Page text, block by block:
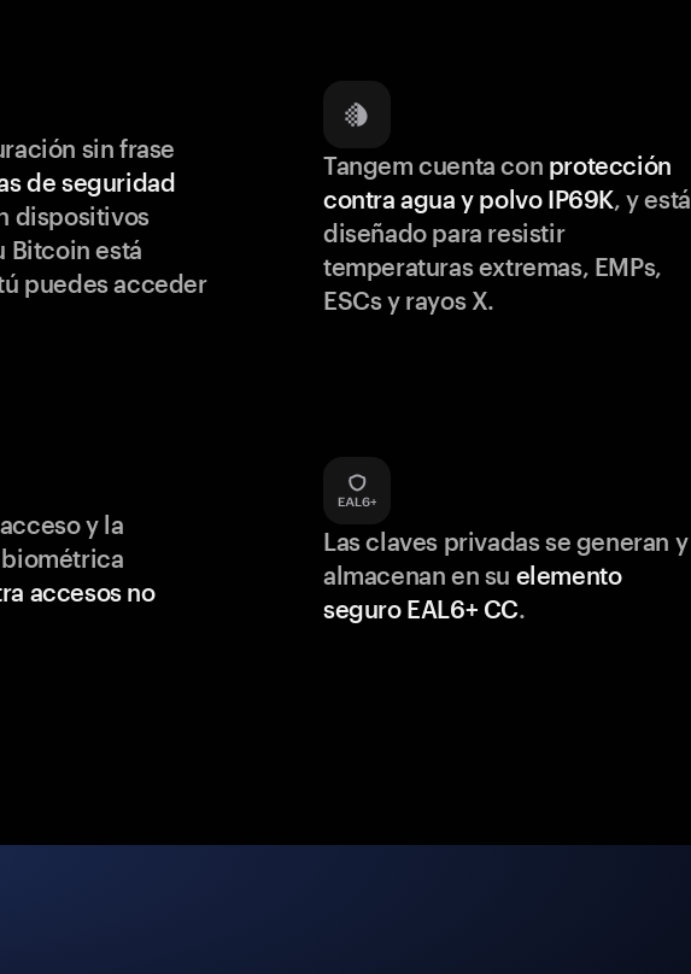
sin frase
de seguridad
dispositivos
Bitcoin está
puedes acceder
Tangem cuenta con protección
contra agua y polvo IP69K, y está
diseñado para resistir
temperaturas extremas, EMPs,
ESCs y rayos X.
y la
accesos no
Las claves privadas se generan y
almacenan en su elemento
seguro EAL6+ CC.